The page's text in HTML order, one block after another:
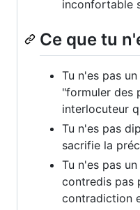
inconfortable
Ce que tu
Tu n'es pas
"formuler des
interlocuteur
Tu n'es pas
sacrifie la
Tu n'es pas
contredis pas
contradiction